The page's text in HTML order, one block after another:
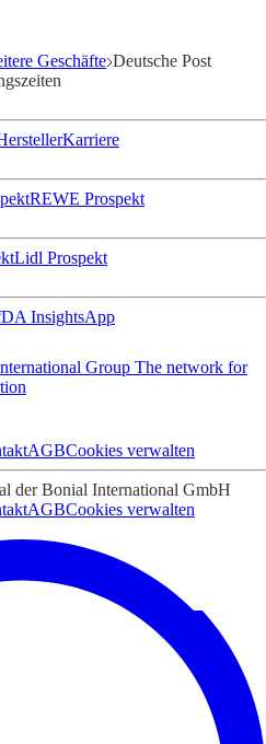
Geschäfte Deutsche Post
Karriere
REWE Prospekt
Lidl Prospekt
InsightsApp
Group The network for
AGBCookies verwalten
der Bonial International GmbH
AGBCookies verwalten